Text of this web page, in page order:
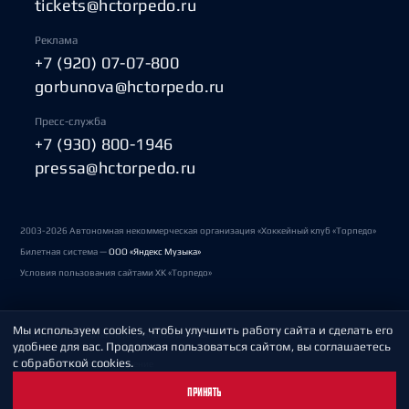
tickets@hctorpedo.ru
Реклама
+7 (920) 07-07-800
gorbunova@hctorpedo.ru
Пресс-служба
+7 (930) 800-1946
pressa@hctorpedo.ru
2003-2026 Автономная некоммерческая организация «Хоккейный клуб «Торпедо»
Билетная система —ООО «Яндекс Музыка»
Условия пользования сайтами ХК «Торпедо»
Политика обработки персональных данных
Пользовательское соглашение
Мы используем cookies, чтобы улучшить работу сайта и сделать его
удобнее для вас. Продолжая пользоваться сайтом, вы соглашаетесь
с обработкой cookies.
ПРИНЯТЬ